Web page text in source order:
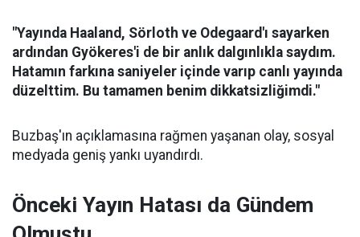
"Yayında Haaland, Sörloth ve Odegaard'ı sayarken
ardından Gyökeres'i de bir anlık dalgınlıkla saydım.
Hatamın farkına saniyeler içinde varıp canlı yayında
düzelttim. Bu tamamen benim dikkatsizliğimdi."
Buzbaş'ın açıklamasına rağmen yaşanan olay, sosyal
medyada geniş yankı uyandırdı.
Önceki Yayın Hatası da Gündem